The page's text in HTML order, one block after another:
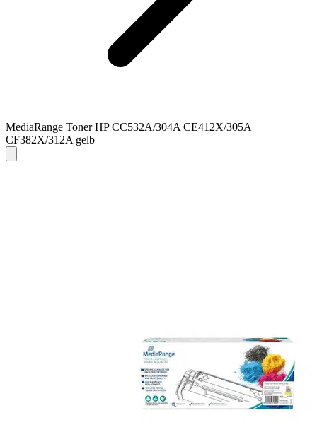
MediaRange Toner HP CC532A/304A CE412X/305A
CF382X/312A gelb